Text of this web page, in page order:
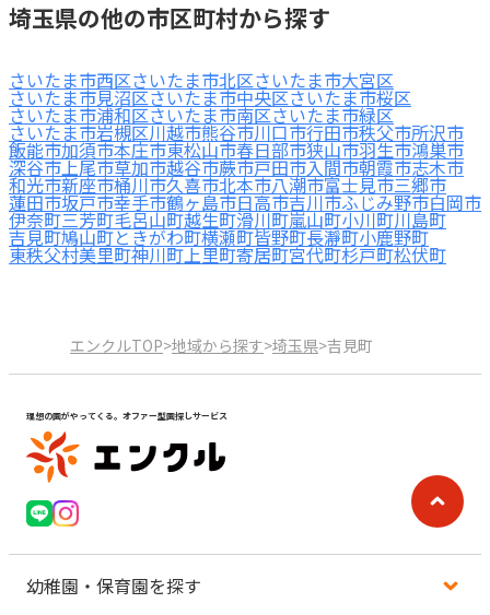
埼玉県の他の市区町村から探す
さいたま市西区さいたま市北区さいたま市大宮区
さいたま市見沼区さいたま市中央区さいたま市桜区
さいたま市浦和区さいたま市南区さいたま市緑区
さいたま市岩槻区川越市熊谷市川口市行田市秩父市所沢市
飯能市加須市本庄市東松山市春日部市狭山市羽生市鴻巣市
深谷市上尾市草加市越谷市蕨市戸田市入間市朝霞市志木市
和光市新座市桶川市久喜市北本市八潮市富士見市三郷市
蓮田市坂戸市幸手市鶴ヶ島市日高市吉川市ふじみ野市白岡市
伊奈町三芳町毛呂山町越生町滑川町嵐山町小川町川島町
吉見町鳩山町ときがわ町横瀬町皆野町長瀞町小鹿野町
東秩父村美里町神川町上里町寄居町宮代町杉戸町松伏町
エンクルTOP>地域から探す>埼玉県>吉見町
理想の園がやってくる。オファー型園探しサービス
幼稚園・保育園を探す